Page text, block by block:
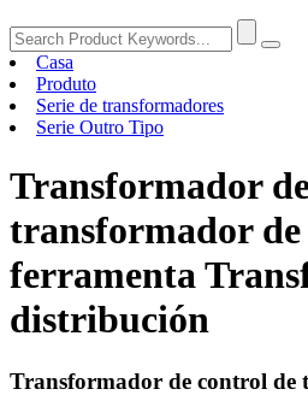
Casa
Produto
Serie de transformadores
Serie Outro Tipo
Transformador
transformador
ferramenta
distribución
Transformador de control de